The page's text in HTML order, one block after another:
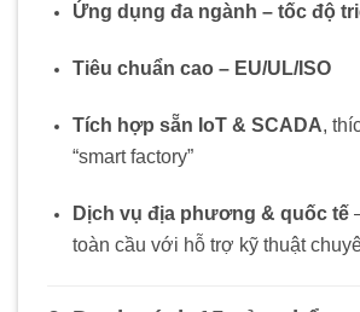
Ứng dụng đa ngành – tốc độ
Tiêu chuẩn cao – EU/UL/ISO
Tích hợp sẵn IoT & SCADA,
“smart factory”
Dịch vụ địa phương & quốc tế
toàn cầu với hỗ trợ kỹ thuật